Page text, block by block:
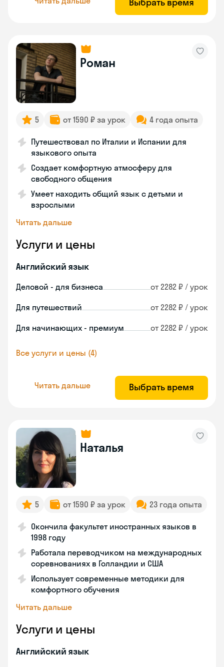
Роман
5 от 1590 ₽ за урок 4 года опыта
Путешествовал по Италии и Испании для
языкового опыта
Создает комфортную атмосферу для
свободного общения
Умеет находить общий язык с детьми и
взрослыми
Читать дальше
Услуги и цены
Английский язык
Деловой - для бизнеса от 2282 ₽ / урок
Для путешествий от 2282 ₽ / урок
Для начинающих - премиум от 2282 ₽ / урок
Все услуги и цены (4)
Читать дальше Выбрать время
Наталья
5 от 1590 ₽ за урок 23 года опыта
Окончила факультет иностранных языков в
1998 году
Работала переводчиком на международных
соревнованиях в Голландии и США
Использует современные методики для
комфортного обучения
Читать дальше
Услуги и цены
Английский язык